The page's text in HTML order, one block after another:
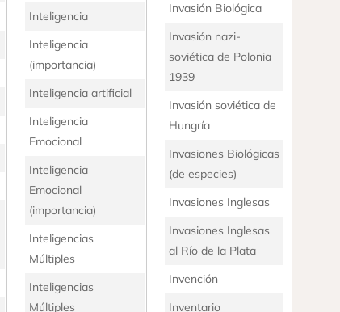
Inteligencia
Inteligencia
(importancia)
Inteligencia artificial
Inteligencia
Emocional
Inteligencia
Emocional
(importancia)
Inteligencias
Múltiples
Inteligencias
Múltiples
Invasión Biológica
Invasión nazi-
soviética de Polonia
1939
Invasión soviética de
Hungría
Invasiones Biológicas
(de especies)
Invasiones Inglesas
Invasiones Inglesas
al Río de la Plata
Invención
Inventario